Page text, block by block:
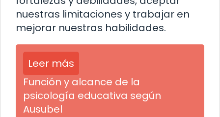
nuestras limitaciones y trabajar en
mejorar nuestras habilidades.
Leer más
Función y alcance de la
psicología educativa según
Ausubel